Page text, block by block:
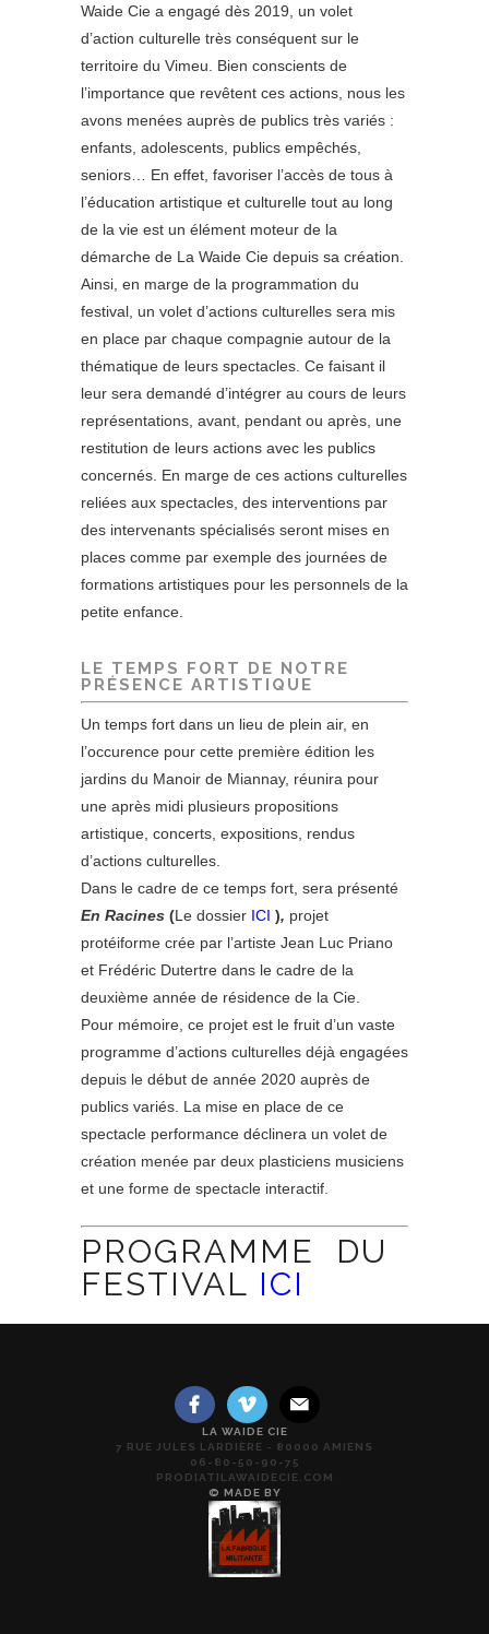
Waide Cie a engagé dès 2019, un volet
d’action culturelle très conséquent sur le
territoire du Vimeu. Bien conscients de
l’importance que revêtent ces actions, nous les
avons menées auprès de publics très variés :
enfants, adolescents, publics empêchés,
seniors… En effet, favoriser l’accès de tous à
l’éducation artistique et culturelle tout au long
de la vie est un élément moteur de la
démarche de La Waide Cie depuis sa création.
Ainsi, en marge de la programmation du
festival, un volet d’actions culturelles sera mis
en place par chaque compagnie autour de la
thématique de leurs spectacles. Ce faisant il
leur sera demandé d’intégrer au cours de leurs
représentations, avant, pendant ou après, une
restitution de leurs actions avec les publics
concernés. En marge de ces actions culturelles
reliées aux spectacles, des interventions par
des intervenants spécialisés seront mises en
places comme par exemple des journées de
formations artistiques pour les personnels de la
petite enfance.
LE TEMPS FORT DE NOTRE
PRÉSENCE ARTISTIQUE
Un temps fort dans un lieu de plein air, en
l’occurence pour cette première édition les
jardins du Manoir de Miannay, réunira pour
une après midi plusieurs propositions
artistique, concerts, expositions, rendus
d’actions culturelles.
Dans le cadre de ce temps fort, sera présenté
En Racines (Le dossier ICI ), projet
protéiforme crée par l’artiste Jean Luc Priano
et Frédéric Dutertre dans le cadre de la
deuxième année de résidence de la Cie.
Pour mémoire, ce projet est le fruit d’un vaste
programme d’actions culturelles déjà engagées
depuis le début de année 2020 auprès de
publics variés. La mise en place de ce
spectacle performance déclinera un volet de
création menée par deux plasticiens musiciens
et une forme de spectacle interactif.
PROGRAMME DU
FESTIVAL ICI
LA WAIDE CIE
7 RUE JULES LARDIÈRE - 80000 AMIENS
06-80-50-90-75
PROD[AT]LAWAIDECIE.COM
© MADE BY